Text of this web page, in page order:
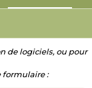
de logiciels, ou pour
formulaire :